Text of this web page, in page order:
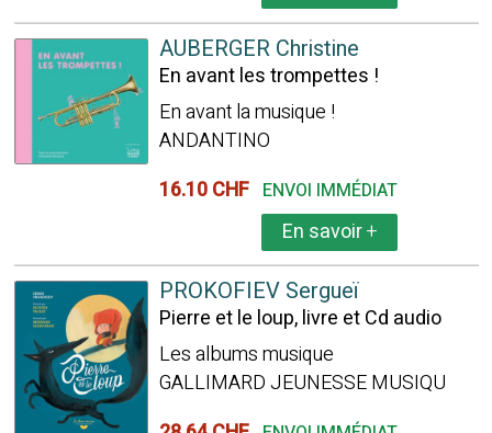
AUBERGER Christine
En avant les trompettes !
En avant la musique !
ANDANTINO
16.10 CHF ENVOI IMMÉDIAT
En savoir+
PROKOFIEV Sergueï
Pierre et le loup, livre et Cd audio
Les albums musique
GALLIMARD JEUNESSE MUSIQU